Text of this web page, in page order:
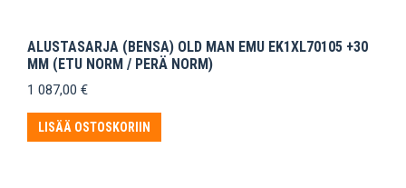
ALUSTASARJA (BENSA) OLD MAN EMU EK1XL70105 +30
MM (ETU NORM / PERÄ NORM)
1 087,00 €
LISÄÄ OSTOSKORIIN